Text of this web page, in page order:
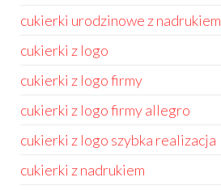
cukierki urodzinowe z nadrukiem
cukierki z logo
cukierki z logo firmy
cukierki z logo firmy allegro
cukierki z logo szybka realizacja
cukierki z nadrukiem